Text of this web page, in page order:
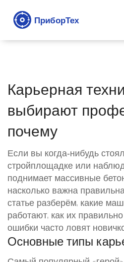
Карьерная
выбирают
почему
Если вы когда‑нибудь
стройплощадке или
поднимает массивные
насколько важна
статье разберём, какие
работают, как их
ошибки часто ловят
Основные типы